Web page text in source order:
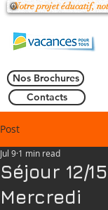
Notre projet éducatif,
Nos Brochures
Contacts
Post
Séjour 12/
Mercredi
Jul 9 1 min read